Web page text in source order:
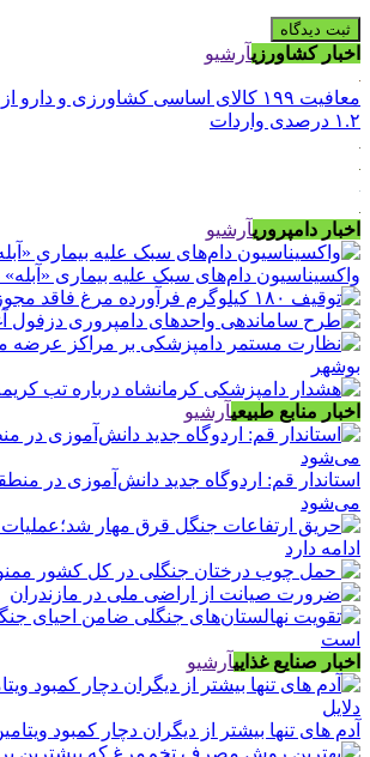
اخبار کشاورزیآرشیو
معافیت ۱۹۹ کالای اساسی کشاورزی و
۱.۲ درصدی واردات
اخبار دامپروریآرشیو
واکسیناسیون دام‌های سبک علیه بیماری
اخبار منابع طبیعیآرشیو
استاندار قم: اردوگاه جدید دانش‌آموزی در
می‌شود
اخبار صنایع غذاییآرشیو
آدم های تنها بیشتر از دیگران دچار کمبود